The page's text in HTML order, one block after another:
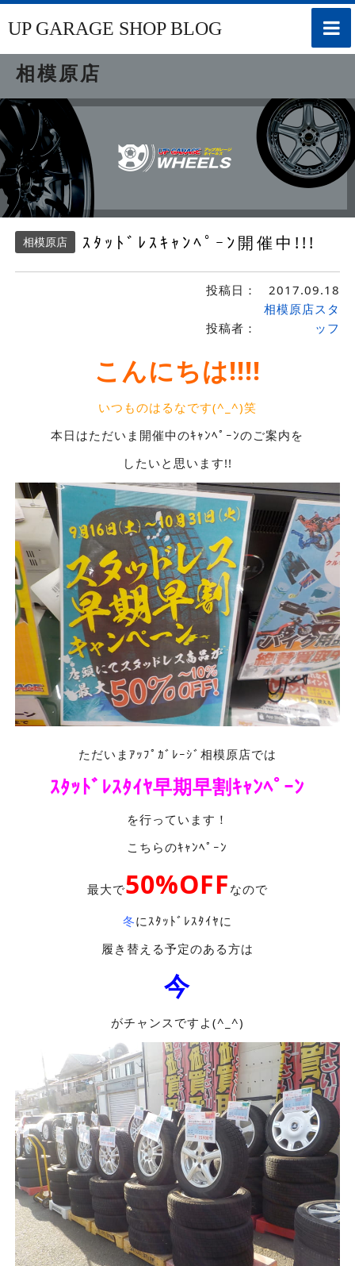
toggle
UP GARAGE SHOP BLOG
相模原店
相模原店 ｽﾀｯﾄﾞﾚｽｷｬﾝﾍﾟｰﾝ開催中!!!
投稿日： 2017.09.18
投稿者：
相模原店スタ
ッフ
こんにちは!!!!
いつものはるなです(^_^)笑
本日はただいま開催中のｷｬﾝﾍﾟｰﾝのご案内を
したいと思います!!
ただいまｱｯﾌﾟｶﾞﾚｰｼﾞ相模原店では
ｽﾀｯﾄﾞﾚｽﾀｲﾔ早期早割ｷｬﾝﾍﾟｰﾝ
を行っています！
こちらのｷｬﾝﾍﾟｰﾝ
最大で50%OFF なので
冬にｽﾀｯﾄﾞﾚｽﾀｲﾔに
履き替える予定のある方は
今
がチャンスですよ(^_^)